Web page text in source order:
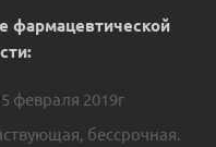
фармацевтической
февраля 2019г
бессрочная.